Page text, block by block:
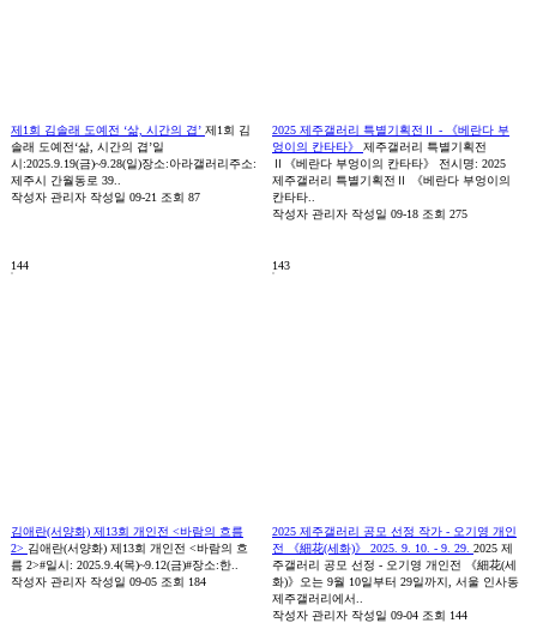
제1회 김솔래 도예전 ‘삶, 시간의 겹’ 제1회 김
솔래 도예전‘삶, 시간의 겹’일
시:2025.9.19(금)~9.28(일)장소:아라갤러리주소:
제주시 간월동로 39..
작성자 관리자 작성일 09-21 조회 87
2025 제주갤러리 특별기획전Ⅱ - 《베란다 부
엉이의 칸타타》 제주갤러리 특별기획전
Ⅱ《베란다 부엉이의 칸타타》 전시명: 2025
제주갤러리 특별기획전Ⅱ 《베란다 부엉이의
칸타타..
작성자 관리자 작성일 09-18 조회 275
144
김애란(서양화) 제13회 개인전 <바람의 흐름
2> 김애란(서양화) 제13회 개인전 <바람의 흐
름 2>#일시: 2025.9.4(목)~9.12(금)#장소:한..
작성자 관리자 작성일 09-05 조회 184
143
2025 제주갤러리 공모 선정 작가 - 오기영 개인
전 《細花(세화)》 2025. 9. 10. - 9. 29. 2025 제
주갤러리 공모 선정 - 오기영 개인전 《細花(세
화)》오는 9월 10일부터 29일까지, 서울 인사동
제주갤러리에서..
작성자 관리자 작성일 09-04 조회 144